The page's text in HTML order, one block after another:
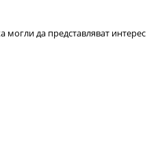
могли да представляват интерес